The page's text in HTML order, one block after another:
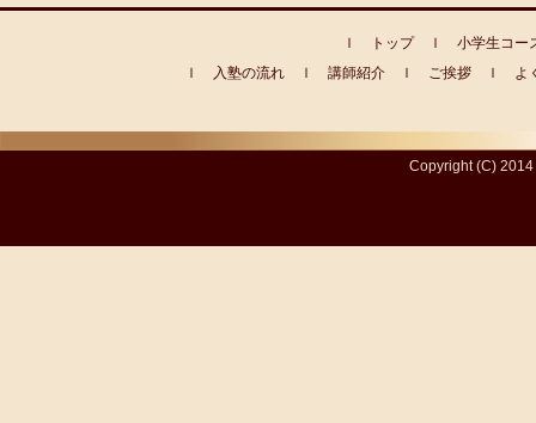
ｌ トップｌ 小学生コー
ｌ
入塾の流れ ｌ 講師紹介 ｌ ご挨拶 ｌ よ
Copyright (C)